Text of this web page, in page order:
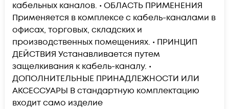
кабельных каналов. • ОБЛАСТЬ ПРИМЕНЕНИЯ
Применяется в комплексе с кабель-каналами в
офисах, торговых, складских и
производственных помещениях. • ПРИНЦИП
ДЕЙСТВИЯ Устанавливается путем
защелкивания к кабель-каналу. •
ДОПОЛНИТЕЛЬНЫЕ ПРИНАДЛЕЖНОСТИ ИЛИ
АКСЕССУАРЫ В стандартную комплектацию
входит само изделие